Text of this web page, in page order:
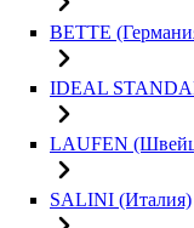
BETTE
IDEAL
LAUFEN
SALINI (Италия)